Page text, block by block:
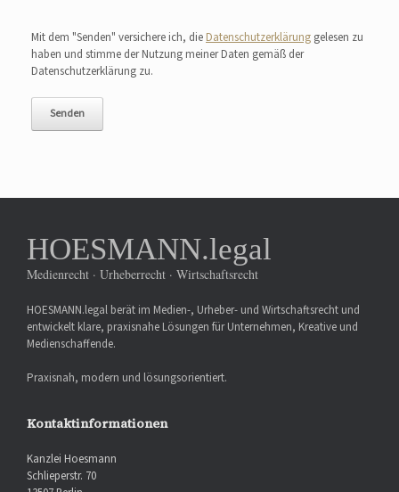
Mit dem "Senden" versichere ich, die Datenschutzerklärung gelesen zu
haben und stimme der Nutzung meiner Daten gemäß der
Datenschutzerklärung zu.
HOESMANN.legal
Medienrecht · Urheberrecht · Wirtschaftsrecht
HOESMANN.legal berät im Medien-, Urheber- und Wirtschaftsrecht und
entwickelt klare, praxisnahe Lösungen für Unternehmen, Kreative und
Medienschaffende.
Praxisnah, modern und lösungsorientiert.
Kontaktinformationen
Kanzlei Hoesmann
Schlieperstr. 70